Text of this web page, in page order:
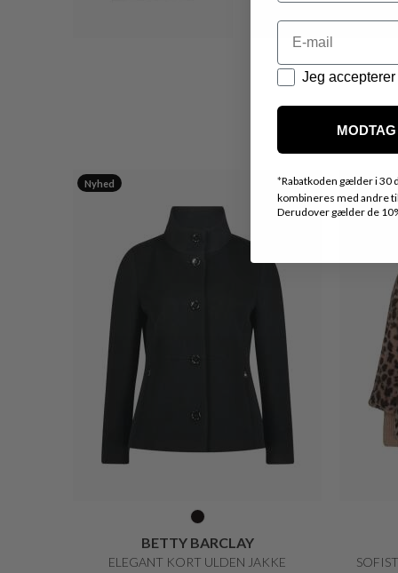
Nyhed
BETTY BARCLAY
ELEGANT KORT ULDEN JAKKE
Nyhed
Email
Datapolitik
Jeg
*Rabatkoden gælder i 30
kombineres med andre
Derudover gælder de